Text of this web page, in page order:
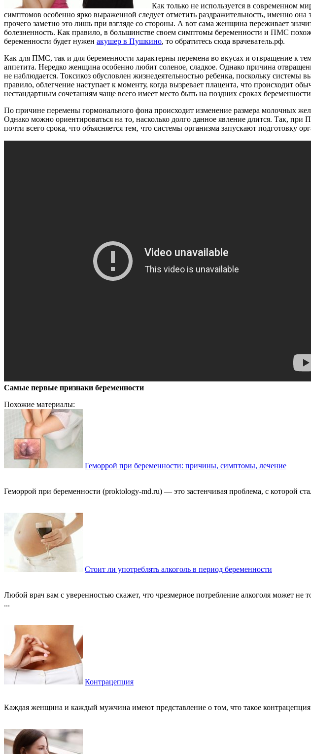
Как только не используется в современном
симптомов особенно ярко выраженной следует отметить раздражительность, именно
прочего заметно это лишь при взгляде со стороны. А вот сама женщина переживает
болезненность. Как правило, в большинстве своем симптомы беременности и ПМС
беременности будет нужен акушер в Пушкино, то обратитесь сюда врачеватель.рф.
Как для ПМС, так и для беременности характерны перемена во вкусах и отвращение к
аппетита. Нередко женщина особенно любит соленое, сладкое. Однако причина
не наблюдается. Токсикоз обусловлен жизнедеятельностью ребенка, поскольку
правило, облегчение наступает к моменту, когда вызревает плацента, что происходит
нестандартным сочетаниям чаще всего имеет место быть на поздних сроках
По причине перемены гормонального фона происходит изменение размера молочных
Однако можно ориентироваться на то, насколько долго данное явление длится. Так,
почти всего срока, что объясняется тем, что системы организма запускают подготовку
Самые первые признаки беременности
Похожие материалы:
Геморрой при беременности: причины, симптомы, лечение
Геморрой при беременности (proktology-md.ru) — это застенчивая проблема, с которой
Стоит ли употреблять алкоголь в период беременности
Любой врач вам с уверенностью скажет, что чрезмерное потребление алкоголя может
...
Контрацепция
Каждая женщина и каждый мужчина имеют представление о том, что такое